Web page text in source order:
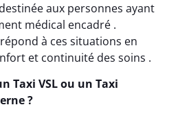
aux personnes ayant
médical encadré .
à ces situations en
et continuité des soins .
Taxi VSL ou un Taxi
?